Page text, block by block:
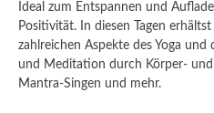
Ideal zum Entspannen und
Positivität. In diesen Tagen
zahlreichen Aspekte des Yoga
und Meditation durch Körper-
Mantra-Singen und mehr.